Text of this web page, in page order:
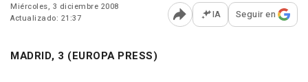
Miércoles, 3 diciembre 2008
Actualizado: 21:37
Abrir opciones para
IA Seguir en
MADRID, 3 (EUROPA PRESS)